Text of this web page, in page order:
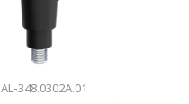
AL-348.0302A.01